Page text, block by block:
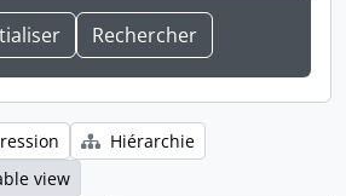
Hiérarchie
view